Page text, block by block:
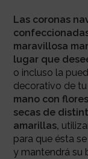
Las coronas
maravillosa
lugar que
o incluso la
decorativo de
mano con
secas de
amarillas,
para que ésta
y mantendrá su